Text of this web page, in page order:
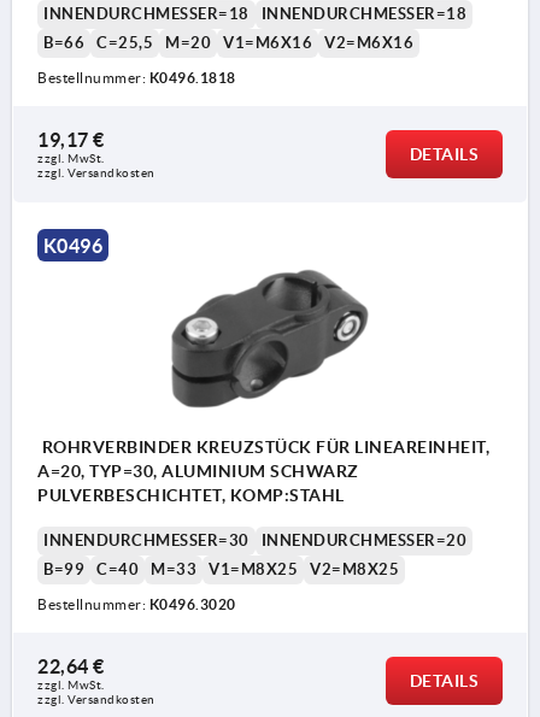
INNENDURCHMESSER=18
INNENDURCHMESSER=18
B=66
C=25,5 M=20 V1=M6X16 V2=M6X16
Bestellnummer: K0496.1818
19,17 €
zzgl. MwSt.
zzgl. Versandkosten
DETAILS
K0496
ROHRVERBINDER KREUZSTÜCK FÜR LINEAREINHEIT,
A=20, TYP=30, ALUMINIUM SCHWARZ
PULVERBESCHICHTET, KOMP:STAHL
INNENDURCHMESSER=30
INNENDURCHMESSER=20
B=99
C=40 M=33 V1=M8X25 V2=M8X25
Bestellnummer: K0496.3020
22,64 €
zzgl. MwSt.
zzgl. Versandkosten
DETAILS